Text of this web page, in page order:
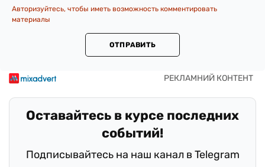
Авторизуйтесь, чтобы иметь возможность комментировать
материалы
ОТПРАВИТЬ
Оставайтесь в курсе последних
событий!
Подписывайтесь на наш канал в Telegram